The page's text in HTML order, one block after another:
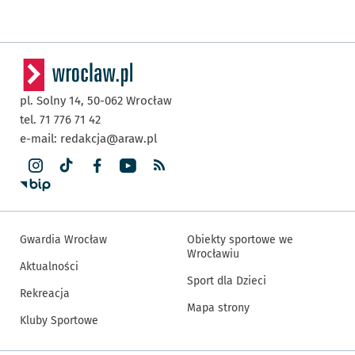
pl. Solny 14, 50-062 Wrocław
tel. 71 776 71 42
e-mail: redakcja@araw.pl
Gwardia Wrocław
Aktualności
Rekreacja
Kluby Sportowe
Obiekty sportowe we
Wrocławiu
Sport dla Dzieci
Mapa strony